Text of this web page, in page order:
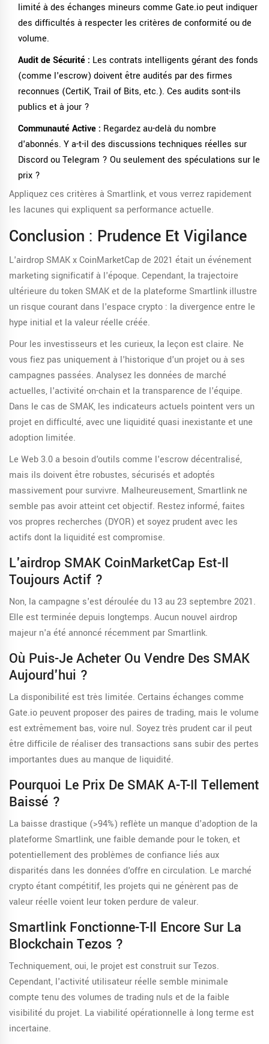
limité à des échanges mineurs comme Gate.io peut indiquer
des difficultés à respecter les critères de conformité ou de
volume.
Audit de Sécurité : Les contrats intelligents gérant des fonds
(comme l'escrow) doivent être audités par des firmes
reconnues (CertiK, Trail of Bits, etc.). Ces audits sont-ils
publics et à jour ?
Communauté Active : Regardez au-delà du nombre
d'abonnés. Y a-t-il des discussions techniques réelles sur
Discord ou Telegram ? Ou seulement des spéculations sur le
prix ?
Appliquez ces critères à Smartlink, et vous verrez rapidement
les lacunes qui expliquent sa performance actuelle.
Conclusion : Prudence Et Vigilance
L'airdrop SMAK x CoinMarketCap de 2021 était un événement
marketing significatif à l'époque. Cependant, la trajectoire
ultérieure du token SMAK et de la plateforme Smartlink illustre
un risque courant dans l'espace crypto : la divergence entre le
hype initial et la valeur réelle créée.
Pour les investisseurs et les curieux, la leçon est claire. Ne
vous fiez pas uniquement à l'historique d'un projet ou à ses
campagnes passées. Analysez les données de marché
actuelles, l'activité on-chain et la transparence de l'équipe.
Dans le cas de SMAK, les indicateurs actuels pointent vers un
projet en difficulté, avec une liquidité quasi inexistante et une
adoption limitée.
Le Web 3.0 a besoin d'outils comme l'escrow décentralisé,
mais ils doivent être robustes, sécurisés et adoptés
massivement pour survivre. Malheureusement, Smartlink ne
semble pas avoir atteint cet objectif. Restez informé, faites
vos propres recherches (DYOR) et soyez prudent avec les
actifs dont la liquidité est compromise.
L'airdrop SMAK CoinMarketCap Est-Il
Toujours Actif ?
Non, la campagne s'est déroulée du 13 au 23 septembre 2021.
Elle est terminée depuis longtemps. Aucun nouvel airdrop
majeur n'a été annoncé récemment par Smartlink.
Où Puis-Je Acheter Ou Vendre Des SMAK
Aujourd'hui ?
La disponibilité est très limitée. Certains échanges comme
Gate.io peuvent proposer des paires de trading, mais le volume
est extrêmement bas, voire nul. Soyez très prudent car il peut
être difficile de réaliser des transactions sans subir des pertes
importantes dues au manque de liquidité.
Pourquoi Le Prix De SMAK A-T-Il Tellement
Baissé ?
La baisse drastique (>94%) reflète un manque d'adoption de la
plateforme Smartlink, une faible demande pour le token, et
potentiellement des problèmes de confiance liés aux
disparités dans les données d'offre en circulation. Le marché
crypto étant compétitif, les projets qui ne génèrent pas de
valeur réelle voient leur token perdure de valeur.
Smartlink Fonctionne-T-Il Encore Sur La
Blockchain Tezos ?
Techniquement, oui, le projet est construit sur Tezos.
Cependant, l'activité utilisateur réelle semble minimale
compte tenu des volumes de trading nuls et de la faible
visibilité du projet. La viabilité opérationnelle à long terme est
incertaine.